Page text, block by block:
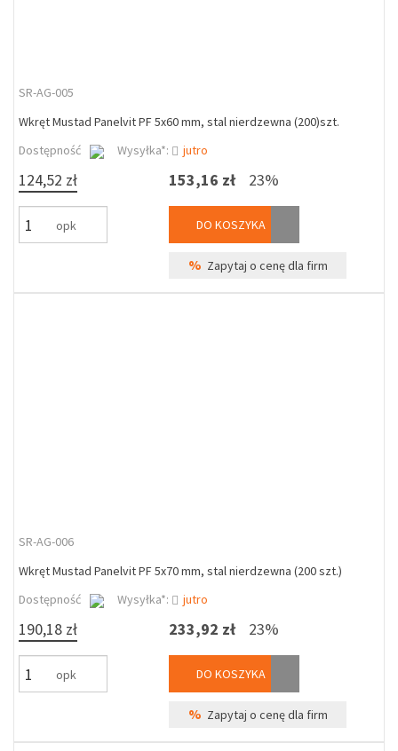
SR-AG-005
Wkręt Mustad Panelvit PF 5x60 mm, stal nierdzewna (200)szt.
Dostępność
Wysyłka*: jutro
124,52 zł
opk
153,16 zł 23%
DO KOSZYKA
% Zapytaj o cenę dla firm
SR-AG-006
Wkręt Mustad Panelvit PF 5x70 mm, stal nierdzewna (200 szt.)
Dostępność
Wysyłka*: jutro
190,18 zł
opk
233,92 zł 23%
DO KOSZYKA
% Zapytaj o cenę dla firm